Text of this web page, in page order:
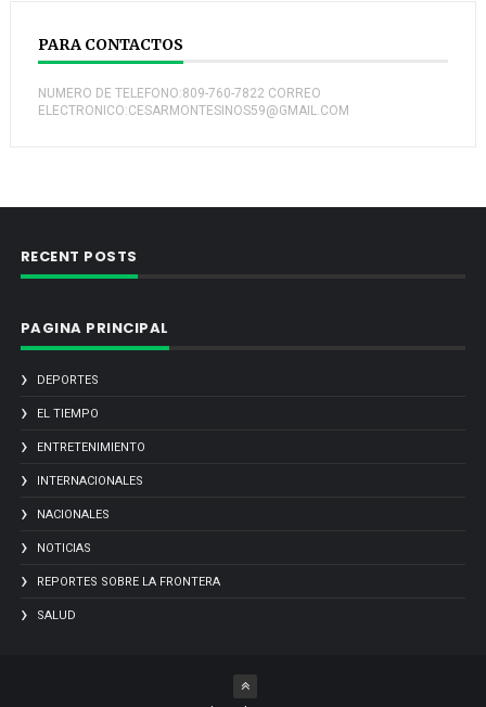
PARA CONTACTOS
NUMERO DE TELEFONO:809-760-7822 CORREO
ELECTRONICO:CESARMONTESINOS59@GMAIL.COM
RECENT POSTS
PAGINA PRINCIPAL
DEPORTES
EL TIEMPO
ENTRETENIMIENTO
INTERNACIONALES
NACIONALES
NOTICIAS
REPORTES SOBRE LA FRONTERA
SALUD